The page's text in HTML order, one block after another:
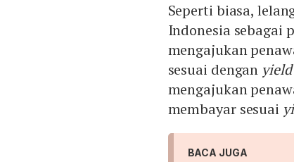
Seperti biasa,
Indonesia sebagai
mengajukan
sesuai dengan yield
mengajukan
membayar sesuai
BACA JUGA